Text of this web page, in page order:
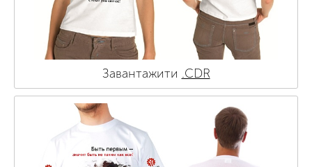
Завантажити .CDR